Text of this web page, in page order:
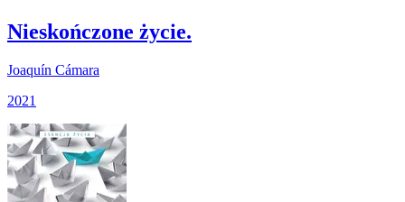
Nieskończone życie.
Joaquín Cámara
2021